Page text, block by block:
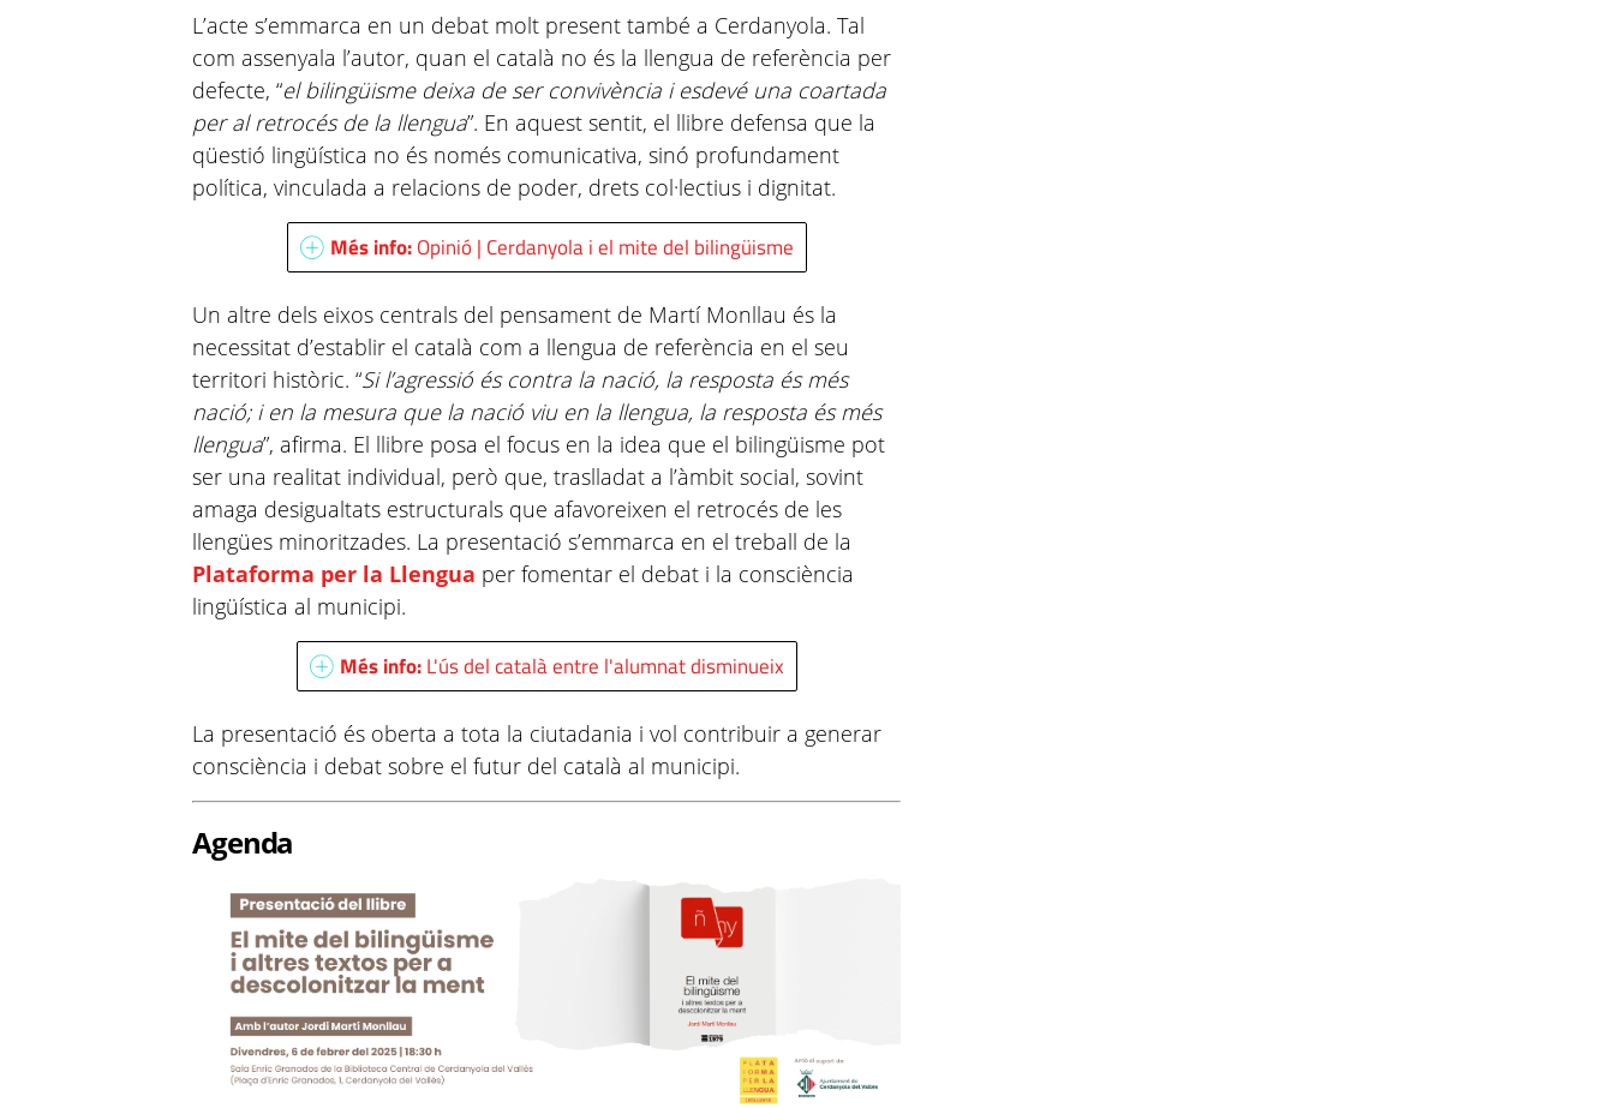
L’acte s’emmarca en un debat molt present també a Cerdanyola. Tal
com assenyala l’autor, quan el català no és la llengua de referència per
defecte, “el bilingüisme deixa de ser convivència i esdevé una coartada
per al retrocés de la llengua”. En aquest sentit, el llibre defensa que la
qüestió lingüística no és només comunicativa, sinó profundament
política, vinculada a relacions de poder, drets col·lectius i dignitat.
Més info:Opinió | Cerdanyola i el mite del bilingüisme
Un altre dels eixos centrals del pensament de Martí Monllau és la
necessitat d’establir el català com a llengua de referència en el seu
territori històric. “Si l’agressió és contra la nació, la resposta és més
nació; i en la mesura que la nació viu en la llengua, la resposta és més
llengua”, afirma. El llibre posa el focus en la idea que el bilingüisme pot
ser una realitat individual, però que, traslladat a l’àmbit social, sovint
amaga desigualtats estructurals que afavoreixen el retrocés de les
llengües minoritzades. La presentació s’emmarca en el treball de la
Plataforma per la Llengua per fomentar el debat i la consciència
lingüística al municipi.
Més info:L'ús del català entre l'alumnat disminueix
La presentació és oberta a tota la ciutadania i vol contribuir a generar
consciència i debat sobre el futur del català al municipi.
Agenda